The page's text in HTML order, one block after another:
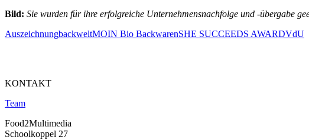
Bild: Sie wurden für ihre erfolgreiche Unternehmensnachfolge und -übergabe
AuszeichnungbackweltMOIN Bio BackwarenSHE SUCCEEDS AWARDVdU
KONTAKT
Team
Food2Multimedia
Schoolkoppel 27